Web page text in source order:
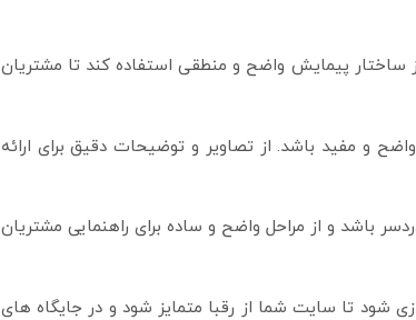
ساختار پیمایش واضح و منطقی استفاده کند تا مشتریان
و مفید باشد. از تصاویر و توضیحات دقیق برای ارائه
باشد و از مراحل واضح و ساده برای راهنمایی مشتریان
شود تا سایت شما از رقبا متمایز شود و در جایگاه های